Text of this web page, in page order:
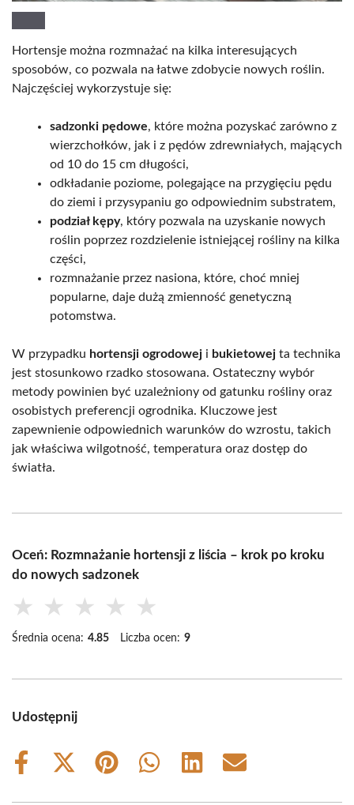
Hortensje można rozmnażać na kilka interesujących
sposobów, co pozwala na łatwe zdobycie nowych roślin.
Najczęściej wykorzystuje się:
sadzonki pędowe, które można pozyskać zarówno z
wierzchołków, jak i z pędów zdrewniałych, mających
od 10 do 15 cm długości,
odkładanie poziome, polegające na przygięciu pędu
do ziemi i przysypaniu go odpowiednim substratem,
podział kępy, który pozwala na uzyskanie nowych
roślin poprzez rozdzielenie istniejącej rośliny na kilka
części,
rozmnażanie przez nasiona, które, choć mniej
popularne, daje dużą zmienność genetyczną
potomstwa.
W przypadku hortensji ogrodowej i bukietowej ta technika
jest stosunkowo rzadko stosowana. Ostateczny wybór
metody powinien być uzależniony od gatunku rośliny oraz
osobistych preferencji ogrodnika. Kluczowe jest
zapewnienie odpowiednich warunków do wzrostu, takich
jak właściwa wilgotność, temperatura oraz dostęp do
światła.
Oceń: Rozmnażanie hortensji z liścia – krok po kroku
do nowych sadzonek
★ ★ ★ ★ ★
Średnia ocena: 4.85 Liczba ocen: 9
Udostępnij
Share
Share
Share
Share
Share
Share